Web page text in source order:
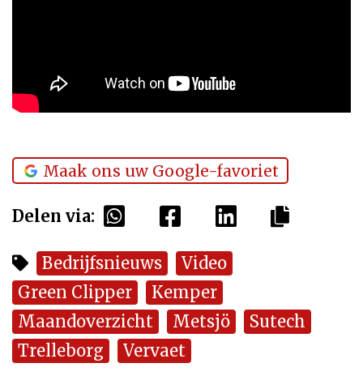
Maak ons uw Google-favoriet
Delen via:
Bedrijfsnieuws
Video
Green Clipper
Kemper
Maandoverzicht
Metsjö
Sutech
Trelleborg
Vervaet